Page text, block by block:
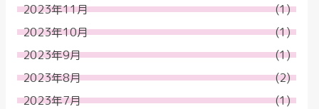
2023年11月
(1)
2023年10月
(1)
2023年9月
(1)
2023年8月
(2)
2023年7月
(1)